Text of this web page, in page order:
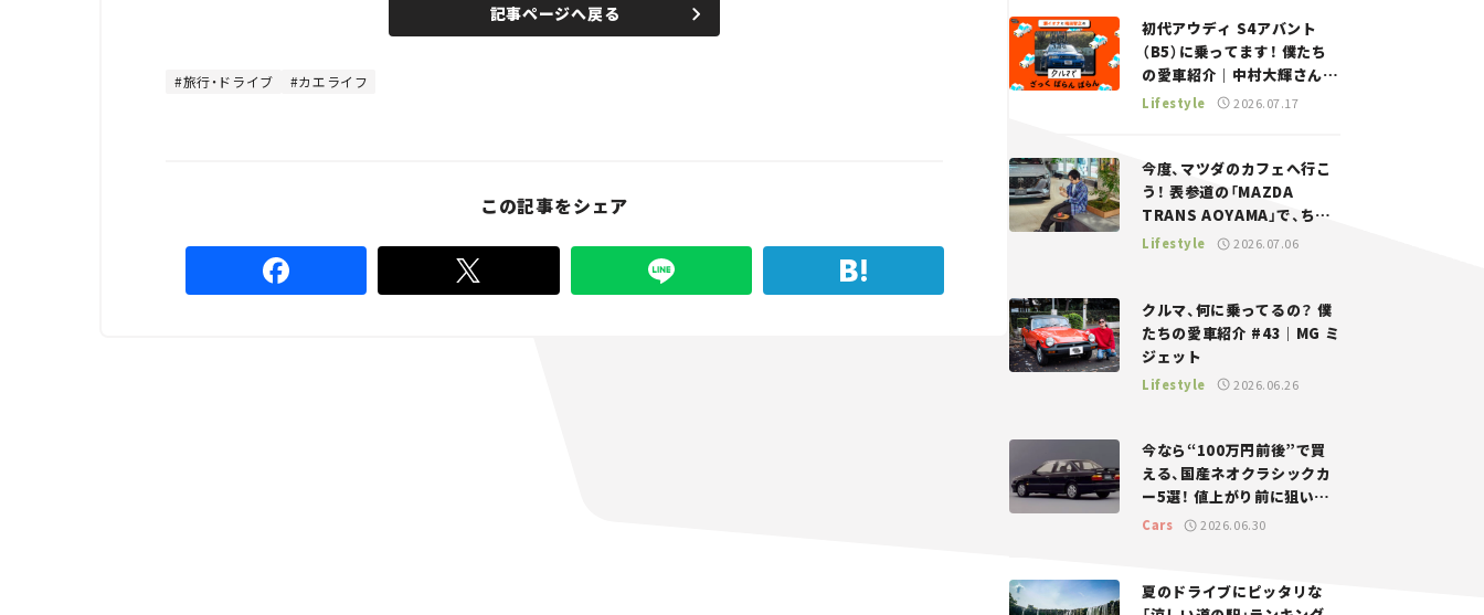
記事ページへ戻る
旅行・ドライブ カエライフ
この記事をシェア
初代アウディ S4アバント
（B5）に乗ってます！ 僕たち
の愛車紹介｜中村大輝さん
——瀬イオナと嶋田智之の
Lifestyle 2026.07.17
今度、マツダのカフェへ行こ
う！ 表参道の「MAZDA
TRANS AOYAMA」で、ちょ
っとひと息。——連載｜CCG
Lifestyle 2026.07.06
クルマ、何に乗ってるの？ 僕
たちの愛車紹介 #43｜MG ミ
ジェット
Lifestyle 2026.06.26
今なら“100万円前後”で買
える、国産ネオクラシックカ
ー5選！ 値上がり前に狙いた
い、中古車探しをお手伝い――ち
Cars 2026.06.30
夏のドライブにピッタリな